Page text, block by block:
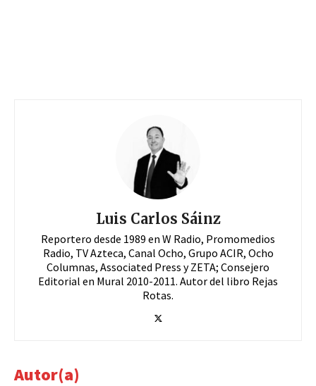
Luis Carlos Sáinz
Reportero desde 1989 en W Radio, Promomedios
Radio, TV Azteca, Canal Ocho, Grupo ACIR, Ocho
Columnas, Associated Press y ZETA; Consejero
Editorial en Mural 2010-2011. Autor del libro Rejas
Rotas.
Autor(a)